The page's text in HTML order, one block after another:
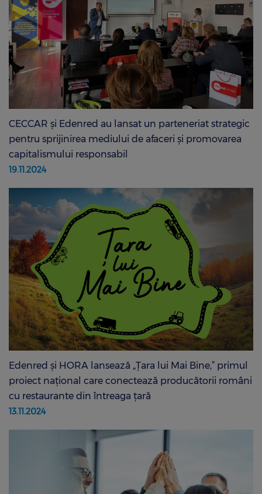
CECCAR și Edenred au lansat un parteneriat strategic
pentru sprijinirea mediului de afaceri și promovarea
capitalismului responsabil
19.11.2024
Edenred și HORA lansează „Țara lui Mai Bine,” primul
proiect național care conectează producătorii români
cu restaurante din întreaga țară
13.11.2024